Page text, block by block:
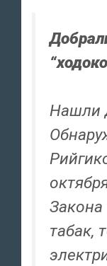
Нашли
Закона
табак,